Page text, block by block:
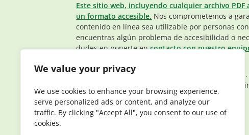
We value your privacy
We use cookies to enhance your browsing experience,
serve personalized ads or content, and analyze our
traffic. By clicking "Accept All", you consent to our use of
cookies.
Este sitio web, incluyendo cualquier archivo
un formato accesible. Nos comprometemos a
contenido en línea sea utilizable por personas
encuentras algún problema de accesibilidad o
dudes en ponerte encontacto con nuestro
© 2026 Elderplan. Todos los derechos
que tiene contratos con Medicare y Medicaid. La
depende de la renovación del contrato.